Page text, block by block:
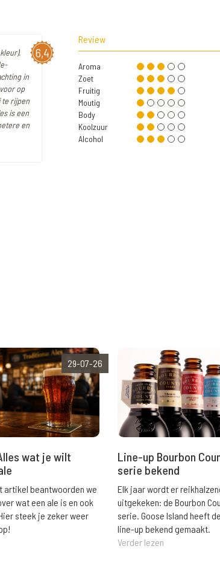
6,4
in
op
te rijpen
is een
en
Review
Aroma
Zoet
Fruitig
Moutig
Body
Koolzuur
Alcohol
29-07-26
wat je wilt
artikel beantwoorden we
wat een ale is en ook
steek je zeker weer
Line-up Bourbon
serie bekend
Elk jaar wordt er
uitgekeken: de Bourbon
serie. Goose Island heeft
line-up bekend gemaakt.
Verder lezen